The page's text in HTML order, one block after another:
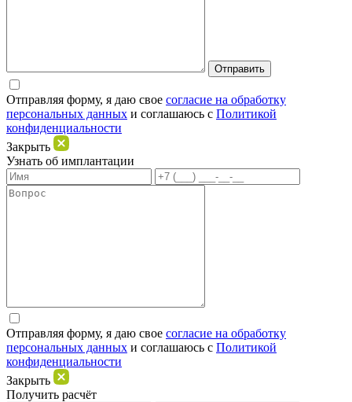
Отправляя форму, я даю свое согласие на обработку
персональных данных и соглашаюсь c Политикой
конфиденциальности
Закрыть
Узнать об имплантации
Отправляя форму, я даю свое согласие на обработку
персональных данных и соглашаюсь c Политикой
конфиденциальности
Закрыть
Получить расчёт